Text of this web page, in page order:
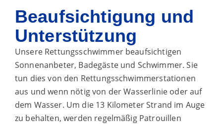
Beaufsichtigung und
Unterstützung
Unsere Rettungsschwimmer beaufsichtigen
Sonnenanbeter, Badegäste und Schwimmer. Sie
tun dies von den Rettungsschwimmerstationen
aus und wenn nötig von der Wasserlinie oder auf
dem Wasser. Um die 13 Kilometer Strand im Auge
zu behalten, werden regelmäßig Patrouillen